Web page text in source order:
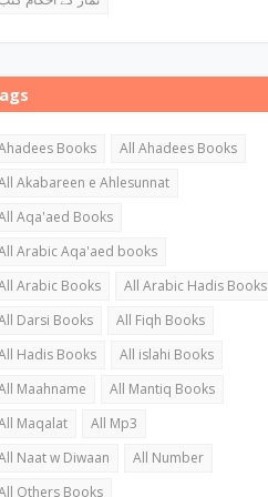
Books
All Ahadees Books
Akabareen e Ahlesunnat
Aqa'aed Books
Arabic Aqa'aed books
Arabic Books
All Arabic Hadis Books
Darsi Books
All Fiqh Books
Hadis Books
All islahi Books
Maahname
All Mantiq Books
Maqalat
All Mp3
Naat w Diwaan
All Number
Others Books